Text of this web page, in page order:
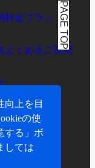
料金プラン
よくあるご質問
リシー
PAGE TOP
向上を目
の使
する」ボ
しては